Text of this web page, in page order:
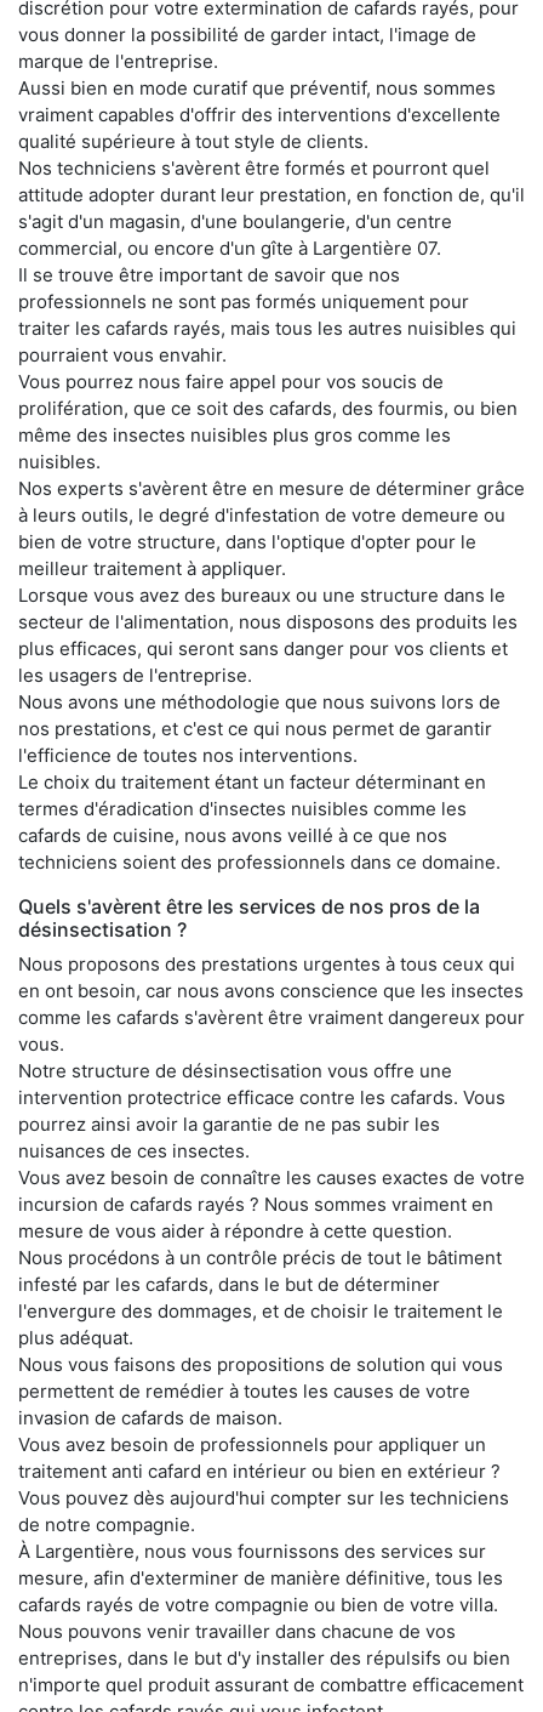
discrétion pour votre extermination de cafards rayés, pour
vous donner la possibilité de garder intact, l'image de
marque de l'entreprise.
Aussi bien en mode curatif que préventif, nous sommes
vraiment capables d'offrir des interventions d'excellente
qualité supérieure à tout style de clients.
Nos techniciens s'avèrent être formés et pourront quel
attitude adopter durant leur prestation, en fonction de, qu'il
s'agit d'un magasin, d'une boulangerie, d'un centre
commercial, ou encore d'un gîte à Largentière 07.
Il se trouve être important de savoir que nos
professionnels ne sont pas formés uniquement pour
traiter les cafards rayés, mais tous les autres nuisibles qui
pourraient vous envahir.
Vous pourrez nous faire appel pour vos soucis de
prolifération, que ce soit des cafards, des fourmis, ou bien
même des insectes nuisibles plus gros comme les
nuisibles.
Nos experts s'avèrent être en mesure de déterminer grâce
à leurs outils, le degré d'infestation de votre demeure ou
bien de votre structure, dans l'optique d'opter pour le
meilleur traitement à appliquer.
Lorsque vous avez des bureaux ou une structure dans le
secteur de l'alimentation, nous disposons des produits les
plus efficaces, qui seront sans danger pour vos clients et
les usagers de l'entreprise.
Nous avons une méthodologie que nous suivons lors de
nos prestations, et c'est ce qui nous permet de garantir
l'efficience de toutes nos interventions.
Le choix du traitement étant un facteur déterminant en
termes d'éradication d'insectes nuisibles comme les
cafards de cuisine, nous avons veillé à ce que nos
techniciens soient des professionnels dans ce domaine.
Quels s'avèrent être les services de nos pros de la
désinsectisation ?
Nous proposons des prestations urgentes à tous ceux qui
en ont besoin, car nous avons conscience que les insectes
comme les cafards s'avèrent être vraiment dangereux pour
vous.
Notre structure de désinsectisation vous offre une
intervention protectrice efficace contre les cafards. Vous
pourrez ainsi avoir la garantie de ne pas subir les
nuisances de ces insectes.
Vous avez besoin de connaître les causes exactes de votre
incursion de cafards rayés ? Nous sommes vraiment en
mesure de vous aider à répondre à cette question.
Nous procédons à un contrôle précis de tout le bâtiment
infesté par les cafards, dans le but de déterminer
l'envergure des dommages, et de choisir le traitement le
plus adéquat.
Nous vous faisons des propositions de solution qui vous
permettent de remédier à toutes les causes de votre
invasion de cafards de maison.
Vous avez besoin de professionnels pour appliquer un
traitement anti cafard en intérieur ou bien en extérieur ?
Vous pouvez dès aujourd'hui compter sur les techniciens
de notre compagnie.
À Largentière, nous vous fournissons des services sur
mesure, afin d'exterminer de manière définitive, tous les
cafards rayés de votre compagnie ou bien de votre villa.
Nous pouvons venir travailler dans chacune de vos
entreprises, dans le but d'y installer des répulsifs ou bien
n'importe quel produit assurant de combattre efficacement